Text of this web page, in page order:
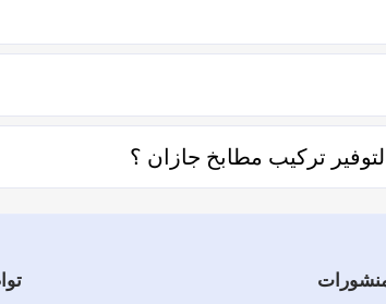
والشركات يتم تقييمهم من عملاء حقيقيين وهذا
المهنة وإختيار الفني الأقرب إليك والأفضل
تركيب مطابخ جازان ؟